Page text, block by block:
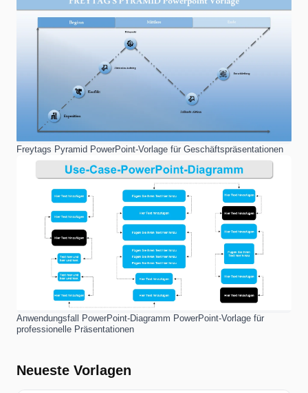
Freytags Pyramid PowerPoint-Vorlage für Geschäftspräsentationen
Anwendungsfall PowerPoint-Diagramm PowerPoint-Vorlage für
professionelle Präsentationen
Neueste Vorlagen